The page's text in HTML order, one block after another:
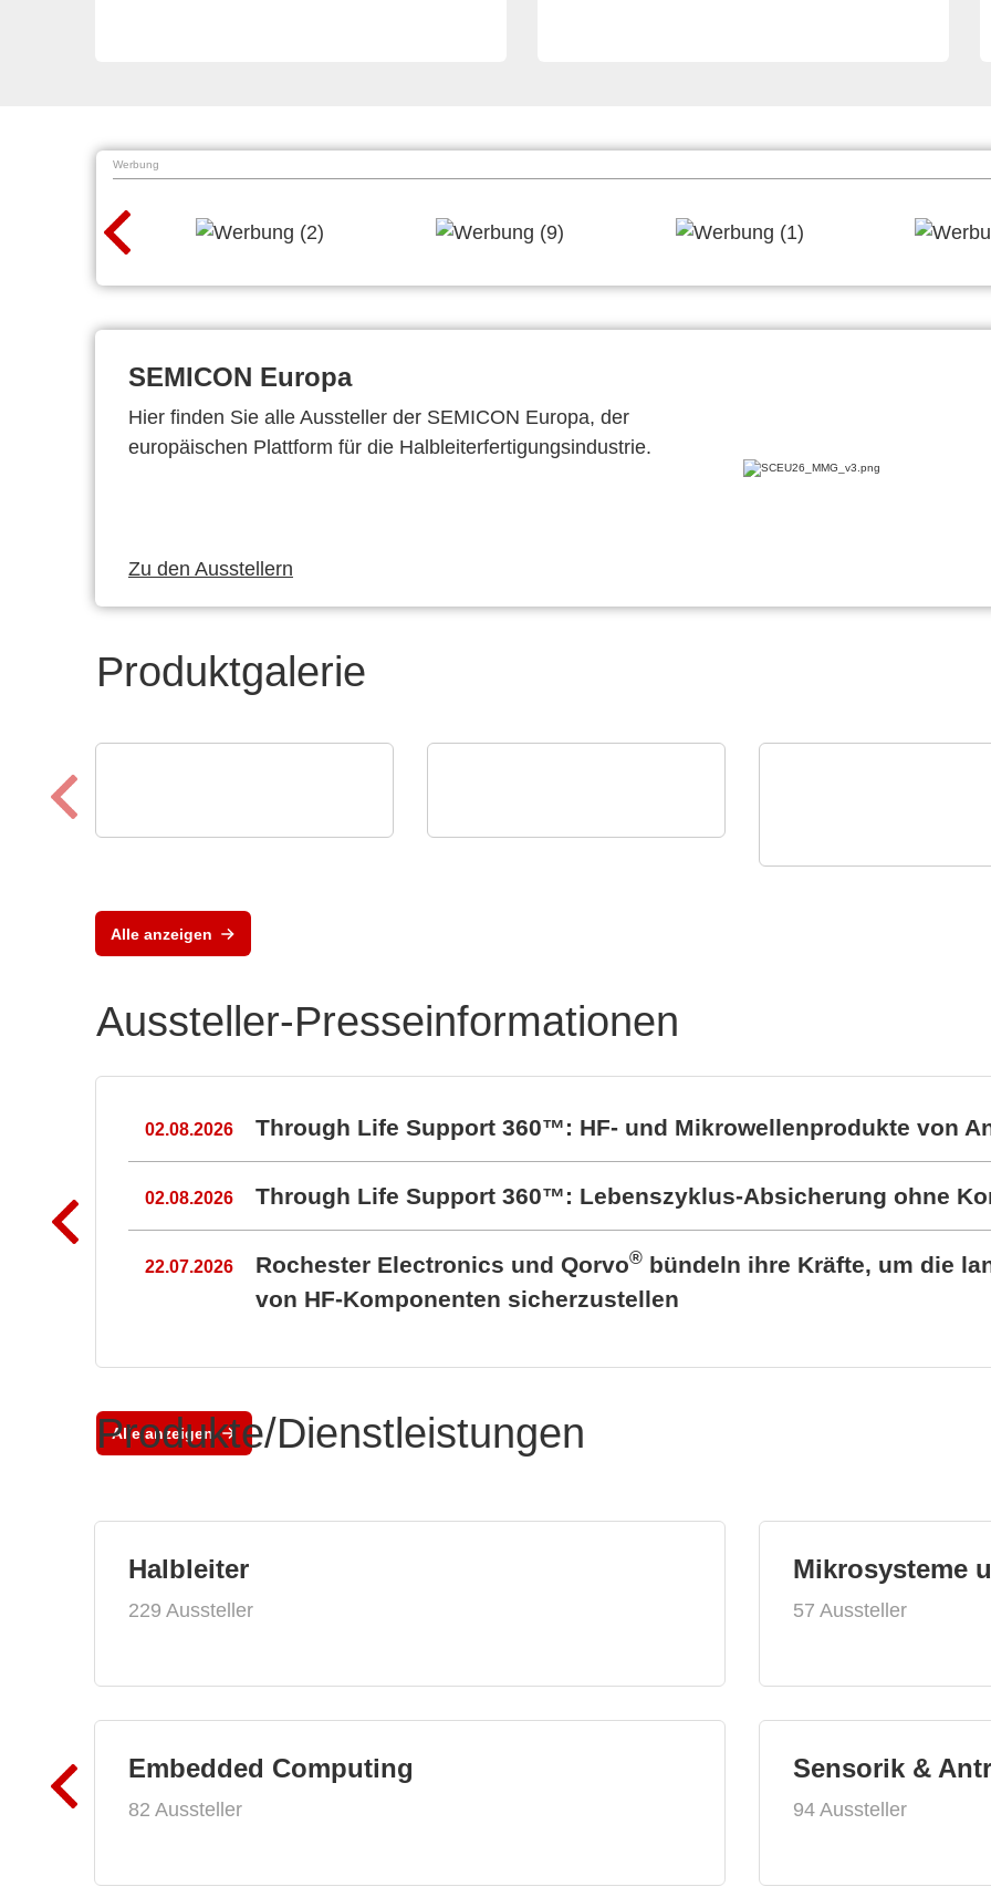
Werbung
SEMICON Europa
Hier finden Sie alle Aussteller der SEMICON Europa, der
europäischen Plattform für die Halbleiterfertigungsindustrie.
Zu den Ausstellern
Produktgalerie
Alle anzeigen
Aussteller-Presseinformationen
02.08.2026 Through Life Support 360™: HF- und Mikrowellenprodukte von
02.08.2026 Through Life Support 360™: Lebenszyklus-Absicherung ohne
22.07.2026 Rochester Electronics und Qorvo® bündeln ihre Kräfte, um die
von HF-Komponenten sicherzustellen
Alle anzeigen
Produkte/Dienstleistungen
Halbleiter
229 Aussteller
Embedded Computing
82 Aussteller
Mikrosysteme
57 Aussteller
Sensorik &
94 Aussteller